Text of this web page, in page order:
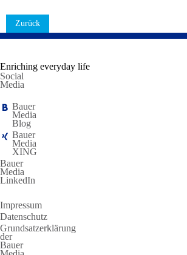
Zurück
Enriching everyday life
Social
Media
Bauer
Media
Blog
Bauer
Media
XING
Bauer
Media
LinkedIn
Impressum
Datenschutz
Grundsatzerklärung
der
Bauer